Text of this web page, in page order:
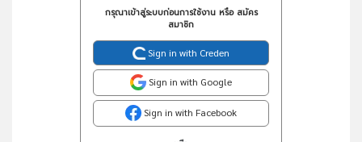
กรุณาเข้าสู่ระบบก่อนการใช้งาน หรือ สมัคร
สมาชิก
Sign in with Creden
Sign in with Google
Sign in with Facebook